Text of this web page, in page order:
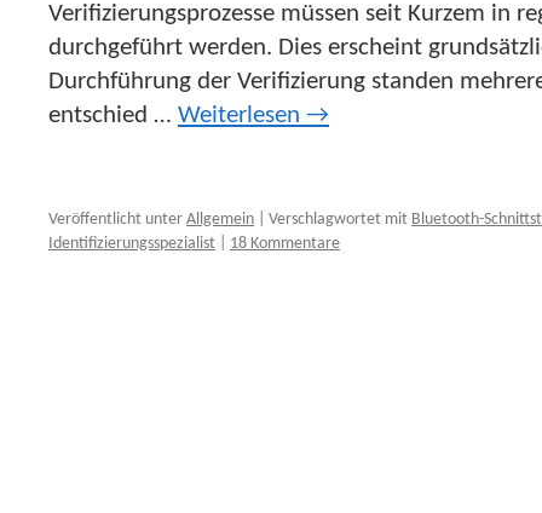
Verifizierungsprozesse müssen seit Kurzem in
durchgeführt werden. Dies erscheint
Durchführung der Verifizierung standen
entschied … Weiterlesen →
Veröffentlicht unter Allgemein Verschlagwortet mit Bluetooth-
Identifizierungsspezialist
18 Kommentare